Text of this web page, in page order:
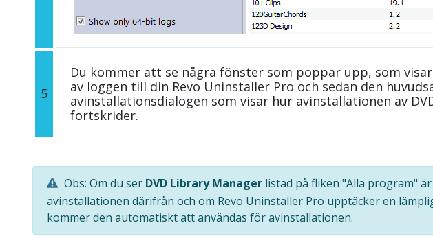
5
Du kommer att se några fönster som poppar upp, som
av loggen till din Revo Uninstaller Pro och sedan den
avinstallationsdialogen som visar hur avinstallationen av
fortskrider.
Obs: Om du ser DVD Library Manager listad på fliken "Alla program"
avinstallationen därifrån och om Revo Uninstaller Pro upptäcker en
kommer den automatiskt att användas för avinstallationen.